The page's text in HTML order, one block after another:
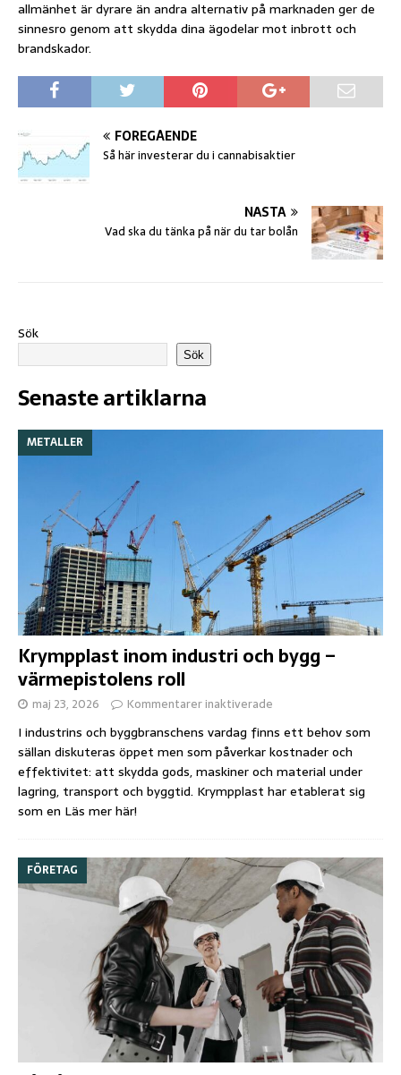
allmänhet är dyrare än andra alternativ på marknaden ger de
sinnesro genom att skydda dina ägodelar mot inbrott och
brandskador.
FÖREGÅENDE
Så här investerar du i cannabisaktier
NÄSTA
Vad ska du tänka på när du tar bolån
Sök
Sök
Senaste artiklarna
Krympplast inom industri och bygg –
värmepistolens roll
METALLER
maj 23, 2026 Kommentarer inaktiverade
I industrins och byggbranschens vardag finns ett behov som
sällan diskuteras öppet men som påverkar kostnader och
effektivitet: att skydda gods, maskiner och material under
lagring, transport och byggtid. Krympplast har etablerat sig
som en Läs mer här!
FÖRETAG